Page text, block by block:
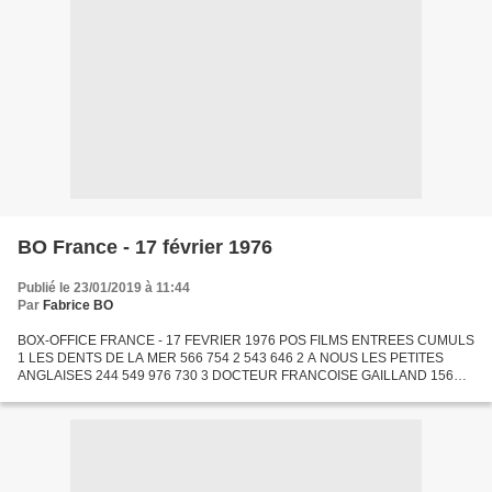
BO France - 17 février 1976
Publié le 23/01/2019 à 11:44
Par Fabrice BO
BOX-OFFICE FRANCE - 17 FEVRIER 1976 POS FILMS ENTREES CUMULS
1 LES DENTS DE LA MER 566 754 2 543 646 2 A NOUS LES PETITES
ANGLAISES 244 549 976 730 3 DOCTEUR FRANCOISE GAILLAND 156
315 5 UN...